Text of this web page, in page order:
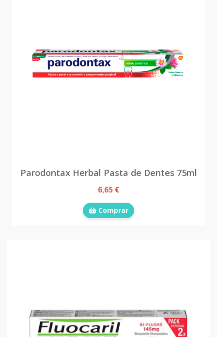
Parodontax Herbal Pasta de Dentes 75ml
6,65 €
Comprar